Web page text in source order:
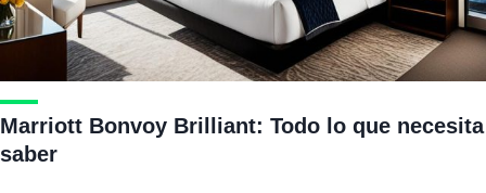
Marriott Bonvoy Brilliant: Todo lo que necesita
saber